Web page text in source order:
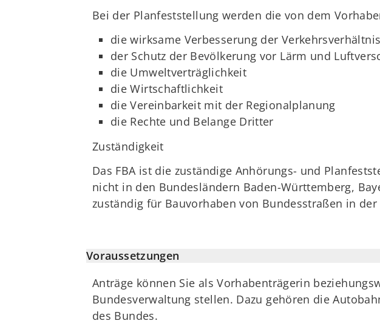
Bei der Planfeststellung werden die von dem
die wirksame Verbesserung der
der Schutz der Bevölkerung vor Lärm und
die Umweltverträglichkeit
die Wirtschaftlichkeit
die Vereinbarkeit mit der Regionalplanung
die Rechte und Belange Dritter
Zuständigkeit
Das FBA ist die zuständige Anhörungs- und
nicht in den Bundesländern Baden-Württemberg,
zuständig für Bauvorhaben von Bundesstraßen in
Voraussetzungen
Anträge können Sie als Vorhabenträgerin
Bundesverwaltung stellen. Dazu gehören die
des Bundes.